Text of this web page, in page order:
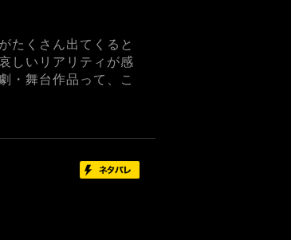
たくさん出てくると
しいリアリティが感
・舞台作品って、こ